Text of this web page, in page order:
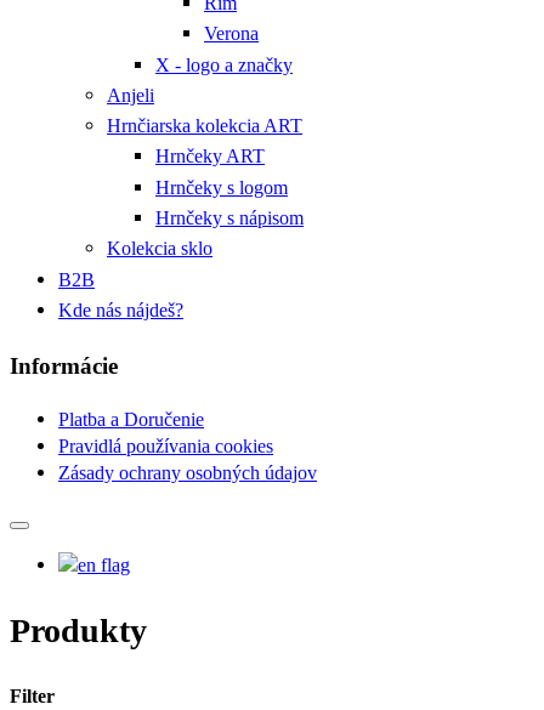
Verona
X - logo a značky
Anjeli
Hrnčiarska kolekcia ART
Hrnčeky ART
Hrnčeky s logom
Hrnčeky s nápisom
Kolekcia sklo
B2B
Kde nás nájdeš?
Informácie
Platba a Doručenie
Pravidlá používania cookies
Zásady ochrany osobných údajov
Produkty
Filter